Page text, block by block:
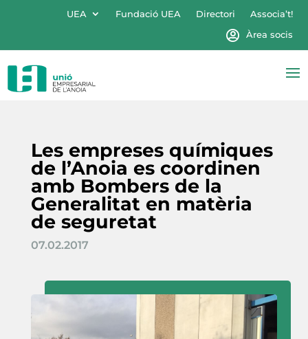
UEA Fundació UEA Directori
Associa’t!
Àrea socis
Les empreses químiques
de l’Anoia es coordinen
amb Bombers de la
Generalitat en matèria
de seguretat
07.02.2017